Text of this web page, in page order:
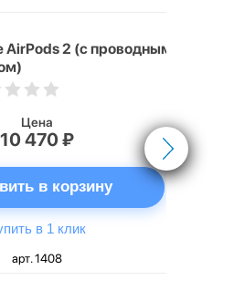
AirPods 2 (с проводным
Цена
10 470 ₽
в корзину
в 1 клик
арт. 1408